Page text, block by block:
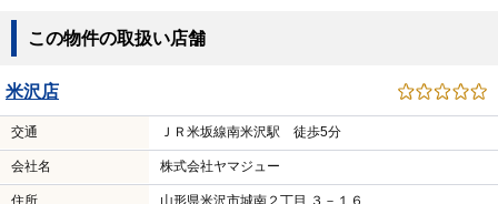
この物件の取扱い店舗
米沢店
交通 ＪＲ米坂線南米沢駅 徒歩5分
会社名 株式会社ヤマジュー